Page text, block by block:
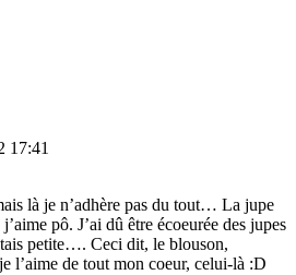
17:41
là je n’adhère pas du tout… La jupe
pô. J’ai dû être écoeurée des jupes
petite…. Ceci dit, le blouson,
l’aime de tout mon coeur, celui-là :D